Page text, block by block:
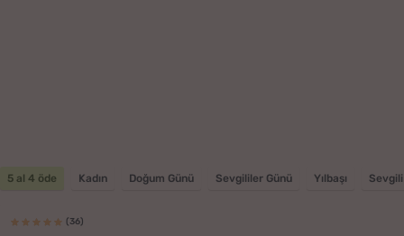
5 al 4 öde Kadın Doğum Günü Sevgililer Günü Yılbaşı Sevgili
(36)